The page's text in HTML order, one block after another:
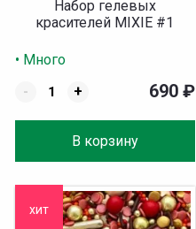
Набор гелевых
красителей MIXIE #1
• Много
-
+
В корзину
690 ₽
хит